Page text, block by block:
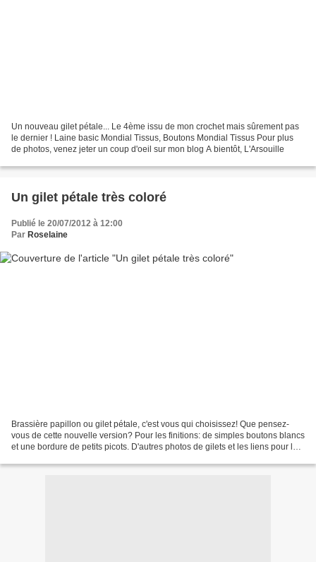
Un nouveau gilet pétale... Le 4ème issu de mon crochet mais sûrement pas
le dernier ! Laine basic Mondial Tissus, Boutons Mondial Tissus Pour plus
de photos, venez jeter un coup d'oeil sur mon blog A bientôt, L'Arsouille
Un gilet pétale très coloré
Publié le 20/07/2012 à 12:00
Par Roselaine
Brassière papillon ou gilet pétale, c'est vous qui choisissez! Que pensez-
vous de cette nouvelle version? Pour les finitions: de simples boutons blancs
et une bordure de petits picots. D'autres photos de gilets et les liens pour les